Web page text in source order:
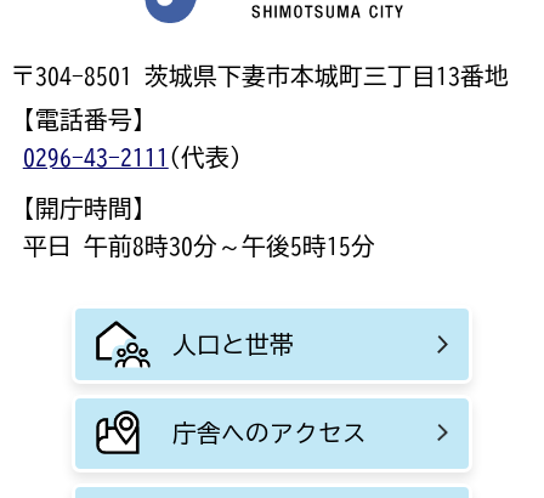
〒304-8501 茨城県下妻市本城町三丁目13番地
【電話番号】
0296-43-2111 (代表)
【開庁時間】
平日 午前8時30分～午後5時15分
人口と世帯
庁舎へのアクセス